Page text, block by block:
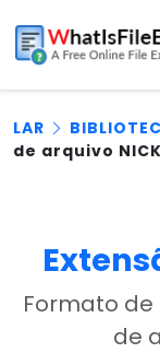
LAR
de arquivo
Formato
de